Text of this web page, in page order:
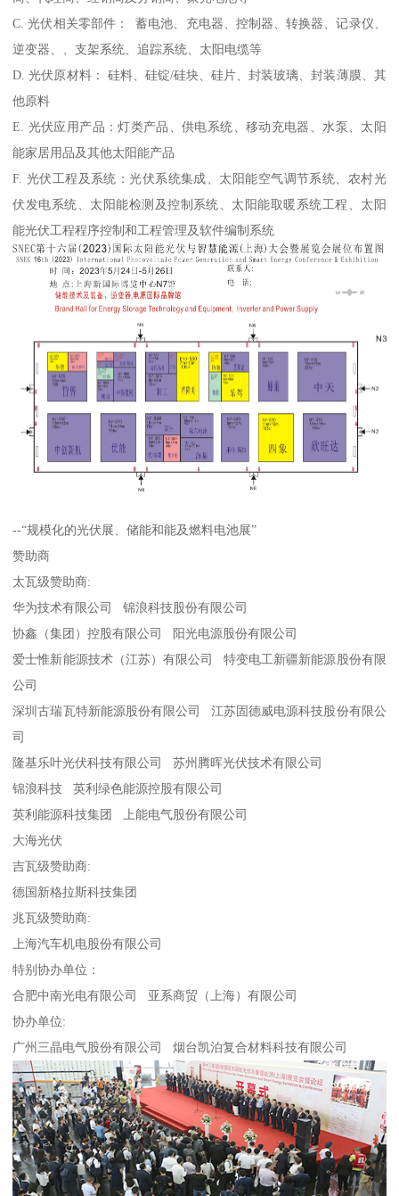
C. 光伏相关零部件： 蓄电池、充电器、控制器、转换器、记录仪、
逆变器、、支架系统、追踪系统、太阳电缆等
D. 光伏原材料： 硅料、硅锭/硅块、硅片、封装玻璃、封装薄膜、其
他原料
E. 光伏应用产品：灯类产品、供电系统、移动充电器、水泵、太阳
能家居用品及其他太阳能产品
F. 光伏工程及系统：光伏系统集成、太阳能空气调节系统、农村光
伏发电系统、太阳能检测及控制系统、太阳能取暖系统工程、太阳
能光伏工程程序控制和工程管理及软件编制系统
--“规模化的光伏展、储能和能及燃料电池展”
赞助商
太瓦级赞助商:
华为技术有限公司 锦浪科技股份有限公司
协鑫（集团）控股有限公司 阳光电源股份有限公司
爱士惟新能源技术（江苏）有限公司 特变电工新疆新能源股份有限
公司
深圳古瑞瓦特新能源股份有限公司 江苏固德威电源科技股份有限公
司
隆基乐叶光伏科技有限公司 苏州腾晖光伏技术有限公司
锦浪科技 英利绿色能源控股有限公司
英利能源科技集团 上能电气股份有限公司
大海光伏
吉瓦级赞助商:
德国新格拉斯科技集团
兆瓦级赞助商:
上海汽车机电股份有限公司
特别协办单位：
合肥中南光电有限公司 亚系商贸（上海）有限公司
协办单位:
广州三晶电气股份有限公司 烟台凯泊复合材料科技有限公司